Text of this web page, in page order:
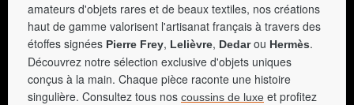
amateurs d'objets rares et de beaux textiles, nos créations
haut de gamme valorisent l'artisanat français à travers des
étoffes signées Pierre Frey, Lelièvre, Dedarou Hermès.
Découvrez notre sélection exclusive d'objets uniques
conçus à la main. Chaque pièce raconte une histoire
singulière. Consultez tous nos coussins de luxe et profitez